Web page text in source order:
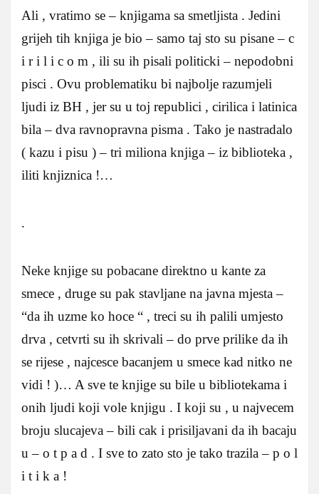
Ali , vratimo se – knjigama sa smetljista . Jedini
grijeh tih knjiga je bio – samo taj sto su pisane – c
i r i l i c o m , ili su ih pisali politicki – nepodobni
pisci . Ovu problematiku bi najbolje razumjeli
ljudi iz BH , jer su u toj republici , cirilica i latinica
bila – dva ravnopravna pisma . Tako je nastradalo
( kazu i pisu ) – tri miliona knjiga – iz biblioteka ,
iliti knjiznica !…
.
Neke knjige su pobacane direktno u kante za
smece , druge su pak stavljane na javna mjesta –
“da ih uzme ko hoce “ , treci su ih palili umjesto
drva , cetvrti su ih skrivali – do prve prilike da ih
se rijese , najcesce bacanjem u smece kad nitko ne
vidi ! )… A sve te knjige su bile u bibliotekama i
onih ljudi koji vole knjigu . I koji su , u najvecem
broju slucajeva – bili cak i prisiljavani da ih bacaju
u – o t p a d . I sve to zato sto je tako trazila – p o l
i t i k a !